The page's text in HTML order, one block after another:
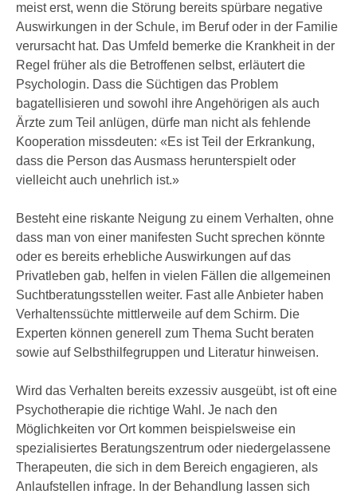
meist erst, wenn die Störung bereits spürbare negative
Auswirkungen in der Schule, im Beruf oder in der Familie
verursacht hat. Das Umfeld bemerke die Krankheit in der
Regel früher als die Betroffenen selbst, erläutert die
Psychologin. Dass die Süchtigen das Problem
bagatellisieren und sowohl ihre Angehörigen als auch
Ärzte zum Teil anlügen, dürfe man nicht als fehlende
Kooperation missdeuten: «Es ist Teil der Erkrankung,
dass die Person das Ausmass herunterspielt oder
vielleicht auch unehrlich ist.»
Besteht eine riskante Neigung zu einem Verhalten, ohne
dass man von einer manifesten Sucht sprechen könnte
oder es bereits erhebliche Auswirkungen auf das
Privatleben gab, helfen in vielen Fällen die allgemeinen
Suchtberatungsstellen weiter. Fast alle Anbieter haben
Verhaltenssüchte mittlerweile auf dem Schirm. Die
Experten können generell zum Thema Sucht beraten
sowie auf Selbsthilfegruppen und Literatur hinweisen.
Wird das Verhalten bereits exzessiv ausgeübt, ist oft eine
Psychotherapie die richtige Wahl. Je nach den
Möglichkeiten vor Ort kommen beispielsweise ein
spezialisiertes Beratungszentrum oder niedergelassene
Therapeuten, die sich in dem Bereich engagieren, als
Anlaufstellen infrage. In der Behandlung lassen sich